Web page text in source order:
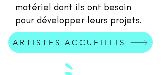
matériel dont ils ont besoin
pour développer leurs projets.​​
ARTISTES ACCUEILLIS